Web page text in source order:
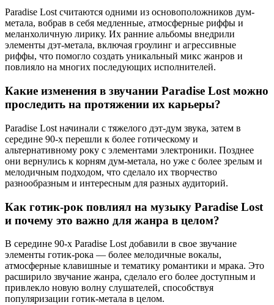
Paradise Lost считаются одними из основоположников дум-
метала, вобрав в себя медленные, атмосферные риффы и
меланхоличную лирику. Их ранние альбомы внедрили
элементы дэт-метала, включая гроулинг и агрессивные
риффы, что помогло создать уникальный микс жанров и
повлияло на многих последующих исполнителей.
Какие изменения в звучании Paradise Lost можно
проследить на протяжении их карьеры?
Paradise Lost начинали с тяжелого дэт-дум звука, затем в
середине 90-х перешли к более готическому и
альтернативному року с элементами электроники. Позднее
они вернулись к корням дум-метала, но уже с более зрелым и
мелодичным подходом, что сделало их творчество
разнообразным и интересным для разных аудиторий.
Как готик-рок повлиял на музыку Paradise Lost
и почему это важно для жанра в целом?
В середине 90-х Paradise Lost добавили в свое звучание
элементы готик-рока — более мелодичные вокалы,
атмосферные клавишные и тематику романтики и мрака. Это
расширило звучание жанра, сделало его более доступным и
привлекло новую волну слушателей, способствуя
популяризации готик-метала в целом.